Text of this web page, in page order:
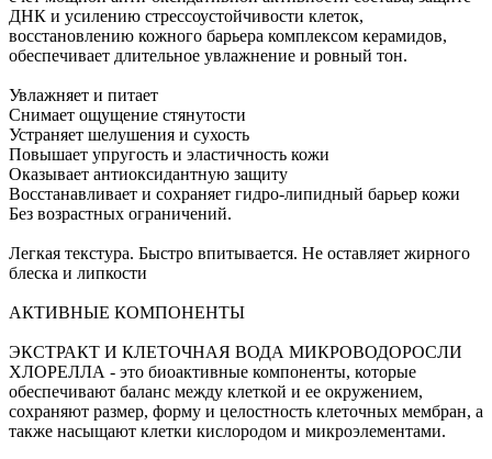
ДНК и усилению стрессоустойчивости клеток,
восстановлению кожного барьера комплексом керамидов,
обеспечивает длительное увлажнение и ровный тон.
Увлажняет и питает
Снимает ощущение стянутости
Устраняет шелушения и сухость
Повышает упругость и эластичность кожи
Оказывает антиоксидантную защиту
Восстанавливает и сохраняет гидро-липидный барьер кожи
Без возрастных ограничений.
Легкая текстура. Быстро впитывается. Не оставляет жирного
блеска и липкости
АКТИВНЫЕ КОМПОНЕНТЫ
ЭКСТРАКТ И КЛЕТОЧНАЯ ВОДА МИКРОВОДОРОСЛИ
ХЛОРЕЛЛА - это биоактивные компоненты, которые
обеспечивают баланс между клеткой и ее окружением,
сохраняют размер, форму и целостность клеточных мембран, а
также насыщают клетки кислородом и микроэлементами.